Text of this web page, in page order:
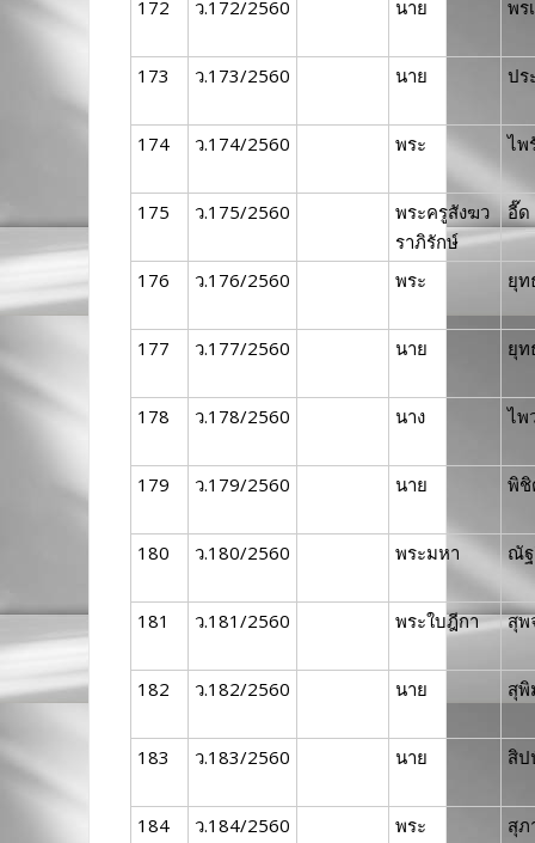
172 ว.172/2560 นาย พร
173 ว.173/2560 นาย ปร
174 ว.174/2560 พระ ไพ
175 ว.175/2560
พระครูสังฆว
ราภิรักษ์
อี๊ด
176 ว.176/2560 พระ ยุท
177 ว.177/2560 นาย ยุท
178 ว.178/2560 นาง ไพ
179 ว.179/2560 นาย พิ
180 ว.180/2560 พระมหา ณั
181 ว.181/2560 พระใบฎีกา สุพ
182 ว.182/2560 นาย สุพิ
183 ว.183/2560 นาย สิป
184 ว.184/2560 พระ สุภ